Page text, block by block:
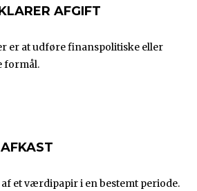
AFGIFT
er at udføre finanspolitiske eller
formål.
et værdipapir i en bestemt periode.